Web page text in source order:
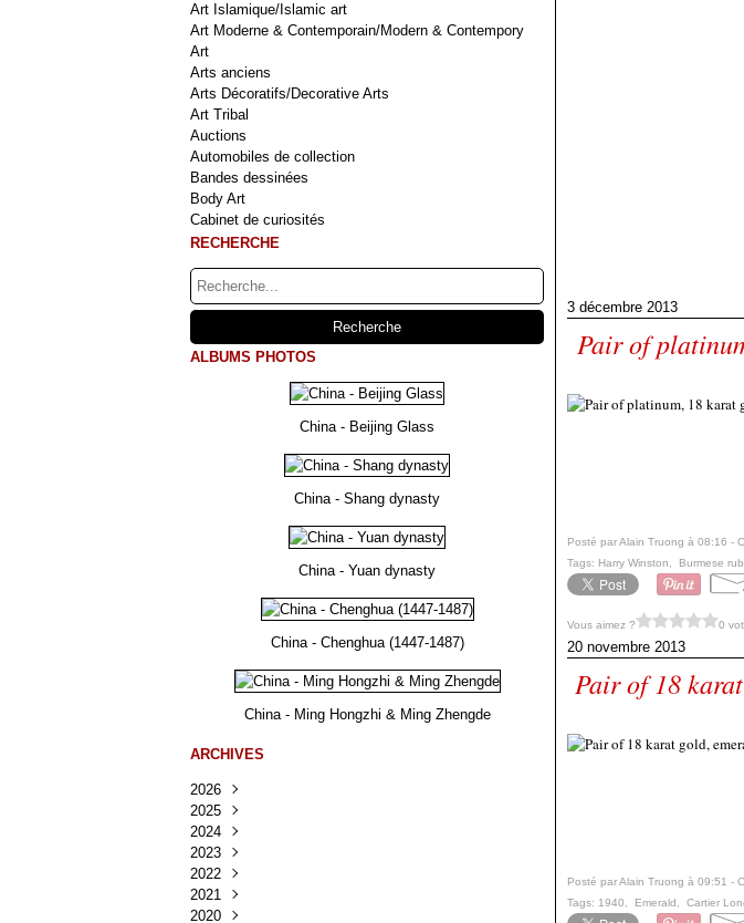
Art Islamique/Islamic art
Art Moderne & Contemporain/Modern & Contempory
Art
Arts anciens
Arts Décoratifs/Decorative Arts
Art Tribal
Auctions
Automobiles de collection
Bandes dessinées
Body Art
Cabinet de curiosités
RECHERCHE
ALBUMS PHOTOS
China - Beijing Glass
China - Shang dynasty
China - Yuan dynasty
China - Chenghua (1447-1487)
China - Ming Hongzhi & Ming Zhengde
ARCHIVES
2026
Août
Juillet
Juin
Mai(100)
Avril
Mars
2025
Décembre
Novembre
Octobre
Septembre
Août
2024
Décembre
Novembre
Octobre
Septembre
2023
Décembre
Novembre
Octobre
2022
Décembre
Novembre
2021
Décembre
2020
3 décembre 2013
Pair of
Posté par Alain Truong à 08:16 -
Tags: Harry Winston Burmese
Vous aimez ? 0
20 novembre 2013
Pair of 18
Posté par Alain Truong à 09:51 -
Tags: 1940 Emerald Cartier